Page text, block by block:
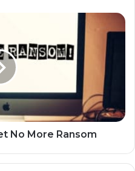
No More Ransom